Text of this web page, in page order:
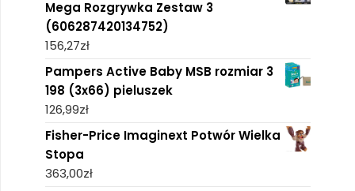
Mega Rozgrywka Zestaw 3
(606287420134752)
156,27zł
Pampers Active Baby MSB rozmiar 3
198 (3x66) pieluszek
126,99zł
Fisher-Price Imaginext Potwór Wielka
Stopa
363,00zł